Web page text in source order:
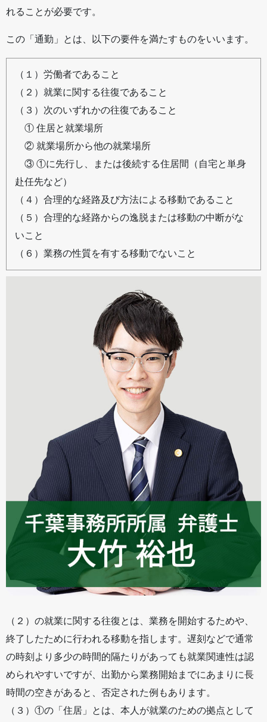
れることが必要です。
この「通勤」とは、以下の要件を満たすものをいいます。
（１）労働者であること
（２）就業に関する往復であること
（３）次のいずれかの往復であること
① 住居と就業場所
② 就業場所から他の就業場所
③ ①に先行し、または後続する住居間（自宅と単身
赴任先など）
（４）合理的な経路及び方法による移動であること
（５）合理的な経路からの逸脱または移動の中断がな
いこと
（６）業務の性質を有する移動でないこと
（２）の就業に関する往復とは、業務を開始するためや、
終了したために行われる移動を指します。遅刻などで通常
の時刻より多少の時間的隔たりがあっても就業関連性は認
められやすいですが、出勤から業務開始までにあまりに長
時間の空きがあると、否定された例もあります。
（３）①の「住居」とは、本人が就業のための拠点として